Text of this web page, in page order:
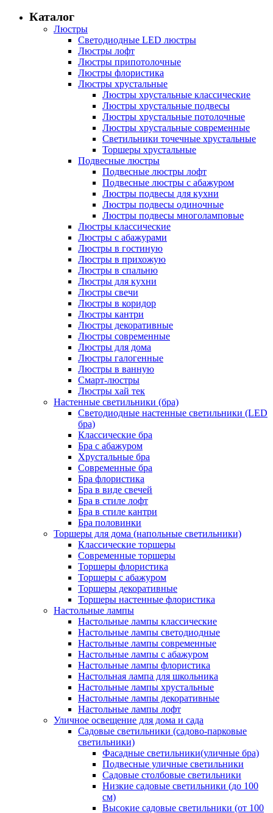
Каталог
Люстры
Светодиодные LED люстры
Люстры лофт
Люстры припотолочные
Люстры флористика
Люстры хрустальные
Люстры хрустальные классические
Люстры хрустальные подвесы
Люстры хрустальные потолочные
Люстры хрустальные современные
Светильники точечные хрустальные
Торшеры хрустальные
Подвесные люстры
Подвесные люстры лофт
Подвесные люстры с абажуром
Люстры подвесы для кухни
Люстры подвесы одиночные
Люстры подвесы многоламповые
Люстры классические
Люстры с абажурами
Люстры в гостиную
Люстры в прихожую
Люстры в спальню
Люстры для кухни
Люстры свечи
Люстры в коридор
Люстры кантри
Люстры декоративные
Люстры современные
Люстры для дома
Люстры галогенные
Люстры в ванную
Смарт-люстры
Люстры хай тек
Настенные светильники (бра)
Светодиодные настенные светильники (LED
бра)
Классические бра
Бра с абажуром
Хрустальные бра
Современные бра
Бра флористика
Бра в виде свечей
Бра в стиле лофт
Бра в стиле кантри
Бра половинки
Торшеры для дома (напольные светильники)
Классические торшеры
Современные торшеры
Торшеры флористика
Торшеры с абажуром
Торшеры декоративные
Торшеры настенные флористика
Настольные лампы
Настольные лампы классические
Настольные лампы светодиодные
Настольные лампы современные
Настольные лампы с абажуром
Настольные лампы флористика
Настольная лампа для школьника
Настольные лампы хрустальные
Настольные лампы декоративные
Настольные лампы лофт
Уличное освещение для дома и сада
Садовые светильники (садово-парковые
светильники)
Фасадные светильники(уличные бра)
Подвесные уличные светильники
Садовые столбовые светильники
Низкие садовые светильники (до 100
см)
Высокие садовые светильники (от 100